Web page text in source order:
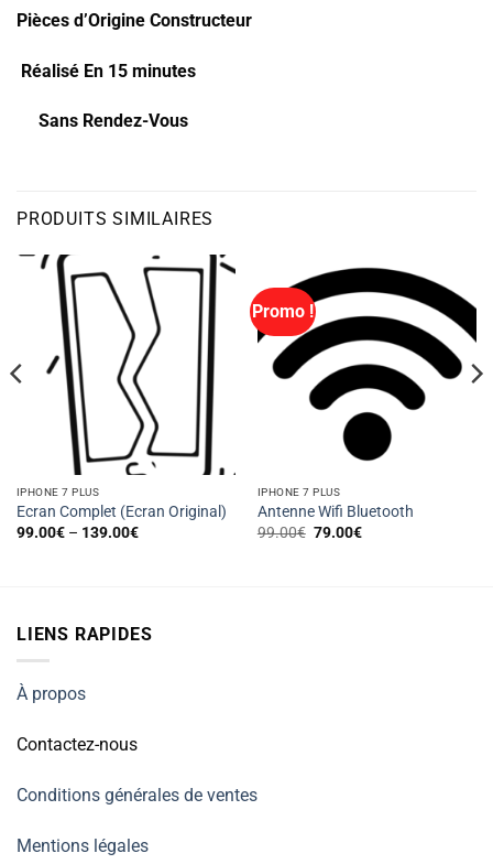
Pièces d’Origine Constructeur
Réalisé En 15 minutes
Sans Rendez-Vous
PRODUITS SIMILAIRES
IPHONE 7 PLUS
Ecran Complet (Ecran Original)
99.00€– 139.00€
Promo !
IPHONE 7 PLUS
Antenne Wifi Bluetooth
99.00€ Le
79.00€Le
LIENS RAPIDES
À propos
Contactez-nous
Conditions générales de ventes
Mentions légales